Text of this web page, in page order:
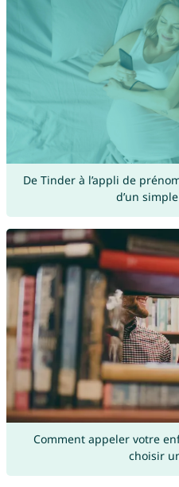
De Tinder à l’appli de
d’un
Comment appeler votre
choisir